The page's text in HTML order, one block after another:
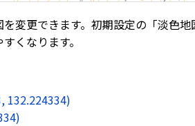
変更できます。初期設定の「淡色
くなります。
132.224334)